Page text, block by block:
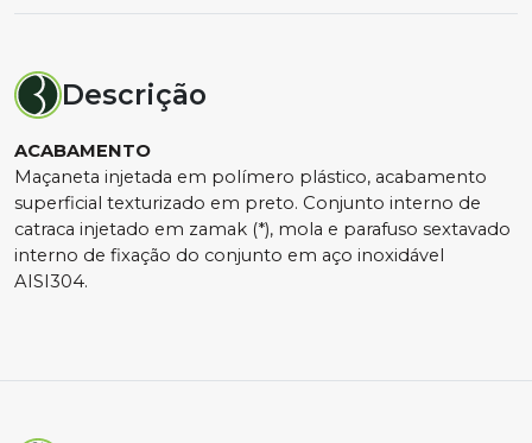
Descrição
ACABAMENTO
Maçaneta injetada em polímero plástico, acabamento
superficial texturizado em preto. Conjunto interno de
catraca injetado em zamak (*), mola e parafuso sextavado
interno de fixação do conjunto em aço inoxidável
AISI304.